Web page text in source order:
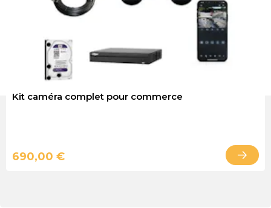
Kit caméra complet pour commerce
690,00 €